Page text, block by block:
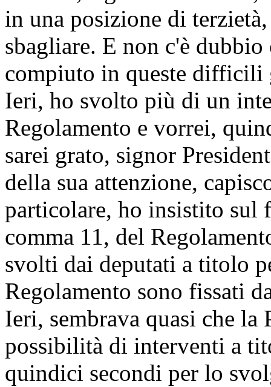
in una posizione di
sbagliare. E non c'è dubbio
compiuto in queste difficili
Ieri, ho svolto più di un
Regolamento e vorrei,
sarei grato, signor
della sua attenzione,
particolare, ho insistito sul
comma 11, del
svolti dai deputati a titolo
Regolamento sono fissati
Ieri, sembrava quasi che la
possibilità di interventi a
quindici secondi per lo